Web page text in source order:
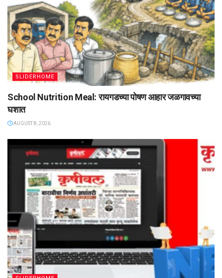
SLIDERHOME
School Nutrition Meal: रायगडच्या पोषण आहार जळगावच्या
घशात
AUGUST 8, 2026